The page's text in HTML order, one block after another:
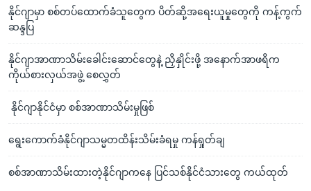
နိုင်ဂျာမှာ စစ်တပ်ထောက်ခံသူတွေက ပိတ်ဆို့အရေးယူမှုတွေကို ကန့်ကွက်
ဆန္ဒပြ
နိုင်ဂျာအာဏာသိမ်းခေါင်းဆောင်တွေနဲ့ ညှိနှိုင်းဖို့ အနောက်အာဖရိက
ကိုယ်စားလှယ်အဖွဲ့ စေလွှတ်
နိုင်ဂျာနိုင်ငံမှာ စစ်အာဏာသိမ်းမှုဖြစ်
ရွေးကောက်ခံနိုင်ဂျာသမ္မတထိန်းသိမ်းခံရမှု ကန်ရှုတ်ချ
စစ်အာဏာသိမ်းထားတဲ့နိုင်ဂျာကနေ ပြင်သစ်နိုင်ငံသားတွေ ကယ်ထုတ်